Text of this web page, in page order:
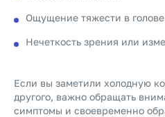
Ощущение тяжести в
Нечеткость зрения или
Если вы заметили холодную
другого, важно обращать
симптомы и своевременно